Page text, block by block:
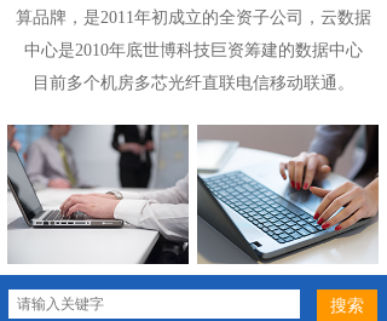
算品牌，是2011年初成立的全资子公司， 云数据
中心是2010年底世博科技巨资筹建的数据中心
目前多个机房多芯光纤直联电信移动联通。